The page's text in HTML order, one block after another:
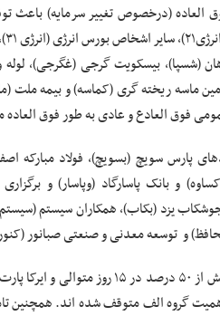
العاده (درخصوص تغییر سرمایه) باعث
(شسپا)، بیسکویت گرجی (غگرجی)، لوله و
ماسه ریخته گری (کماسه) و بیمه
فوق العادع و عادی به طور فوق
پارس سویچ (بسویچ)، فولاد مبارکه
و بانک پاسارگاد (وپاسار) و
یزد (بکاب)، همکاران سیستم
و توسعه معدنی و صنعتی صبانور
بورس کالای ایران (کالا) به دلیل تغییرات بیش
گروه الف متوقف شده اند. همچنین